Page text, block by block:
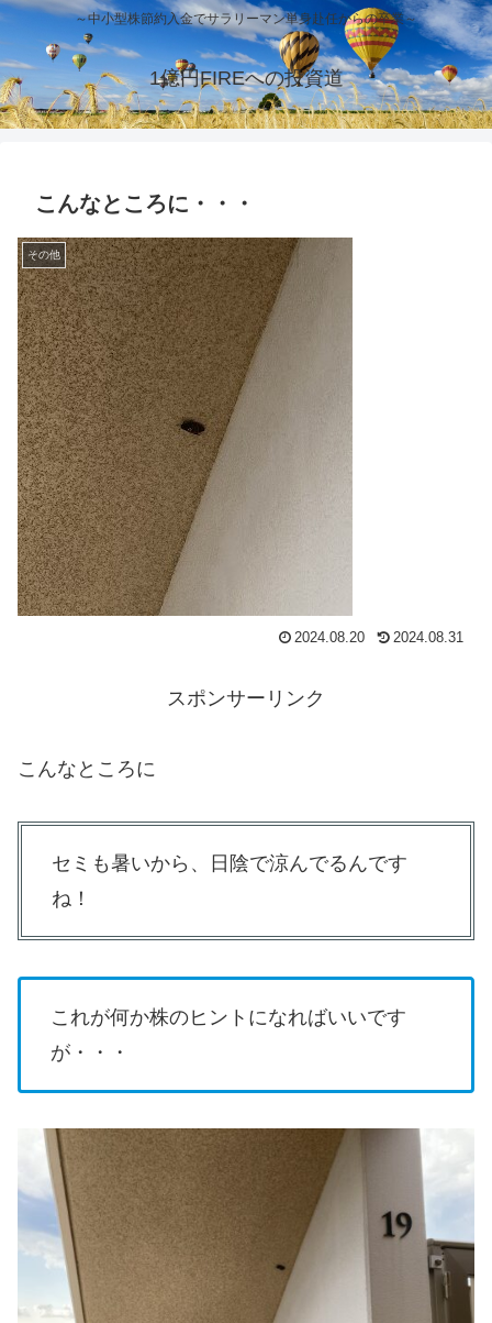
～中小型株節約入金でサラリーマン単身赴任からの卒業～
1億円FIREへの投資道
こんなところに・・・
その他
2024.08.20 2024.08.31
スポンサーリンク
こんなところに
セミも暑いから、日陰で涼んでるんです
ね！
これが何か株のヒントになればいいです
が・・・